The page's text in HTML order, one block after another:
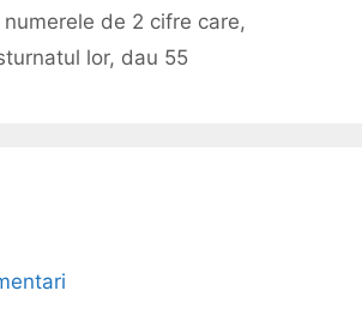
de 2 cifre care,
lor, dau 55